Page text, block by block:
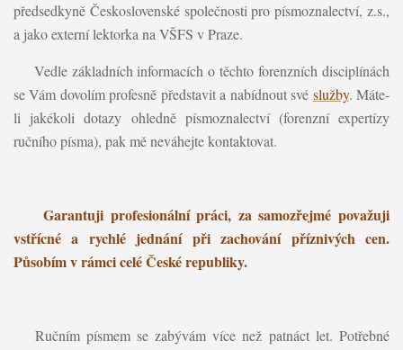
předsedkyně Československé společnosti pro písmoznalectví, z.s.,
a jako externí lektorka na VŠFS v Praze.
Vedle základních informacích o těchto forenzních disciplínách
se Vám dovolím profesně představit a nabídnout své služby.Máte-
li jakékoli dotazy ohledně písmoznalectví (forenzní expertízy
ručního písma), pak mě neváhejte kontaktovat.
Garantuji profesionální práci, za samozřejmé považuji
vstřícné a rychlé jednání při zachování příznivých cen.
Působím v rámci celé České republiky.
Ručním písmem se zabývám více než patnáct let. Potřebné